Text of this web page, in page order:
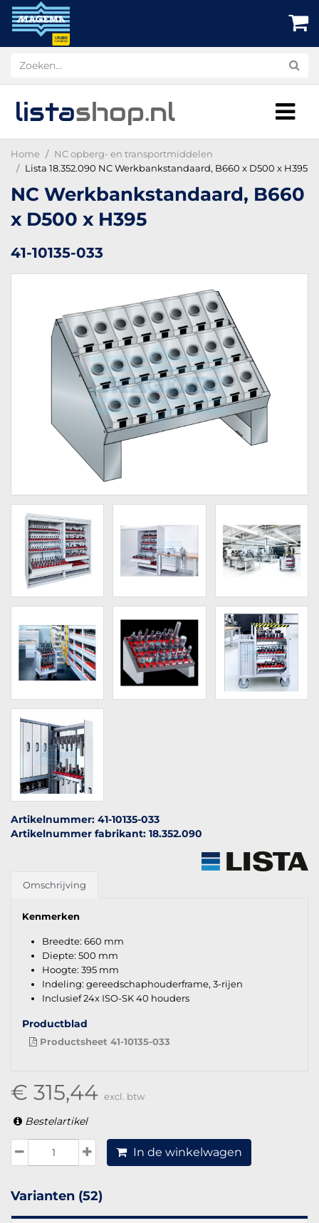
listashop.nl
Home
NC opberg- en transportmiddelen
Lista 18.352.090 NC Werkbankstandaard, B660 x D500 x H395
NC Werkbankstandaard, B660
x D500 x H395
41-10135-033
Artikelnummer: 41-10135-033
Artikelnummer fabrikant: 18.352.090
Omschrijving
Kenmerken
Breedte: 660 mm
Diepte: 500 mm
Hoogte: 395 mm
Indeling: gereedschaphouderframe, 3-rijen
Inclusief 24x ISO-SK 40 houders
Productblad
Productsheet 41-10135-033
€ 315,44 excl. btw
Bestelartikel
In de winkelwagen
Varianten (52)